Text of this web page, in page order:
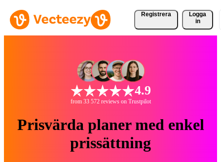
Registrera
Logga
in
4.9
from 33 572 reviews on Trustpilot
Prisvärda planer med enkel
prissättning